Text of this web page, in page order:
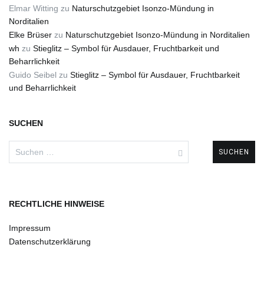
Elmar Witting zu Naturschutzgebiet Isonzo-Mündung in
Norditalien
Elke Brüser zu Naturschutzgebiet Isonzo-Mündung in Norditalien
wh zu Stieglitz – Symbol für Ausdauer, Fruchtbarkeit und
Beharrlichkeit
Guido Seibel zu Stieglitz – Symbol für Ausdauer, Fruchtbarkeit
und Beharrlichkeit
SUCHEN
RECHTLICHE HINWEISE
Impressum
Datenschutzerklärung